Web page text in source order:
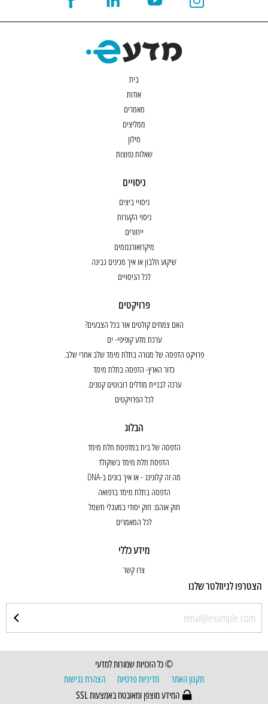
בית
אודות
מאמרים
ממליצים
מילון
שאלות נפוצות
ניסויים
ניסויי ביצים
ניסוי הקערות
ייחורים
מיקרואורגנזמים
שיקוע חלבון או איך מכינים גבינה
לכל הניסויים
פרויקטים
האם צמחים קולטים אור בכל הצבעים?
ערכת מדע קופיפי- ים
פרויקט הדפסה של מנורה בתלת מימד שלב אחרי שלב.
כדור הארץ- הדפסה בתלת מימד
ערכה לבניית מודלים רובוטים קטנים.
לכל הפרויקטים
הבלוג
הדפסה של בית במדפסת תלת מימד
הדפסת תלת מימד בשוקולד
מה זה קלונינג - או איך בונים ב-DNA
הדפסה בתלת מימד ברפואה
חוק אוהם: חוק יסודי במעגלי חשמל
לכל המאמרים
מידע כללי
צרו קשר
הצטרפו לניוזלטר שלנו
© כל הזכויות שמורות למדעי
תקנון האתר
מדיניות פרטיות
הצהרת נגישות
המידע מוצפן ומאובטח באמצעות SSL